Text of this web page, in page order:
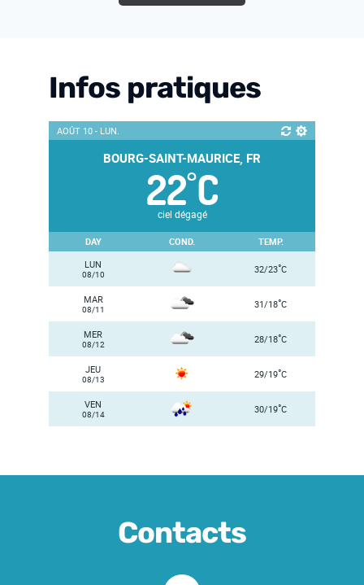
Infos pratiques
AOÛT 10 - LUN.
BOURG-SAINT-MAURICE, FR
22°C
ciel dégagé
DAY COND.
TEMP.
LUN
08/10 32/23°C
MAR
08/11 31/18°C
MER
08/12 28/18°C
JEU
08/13 29/19°C
VEN
08/14 30/19°C
Contacts